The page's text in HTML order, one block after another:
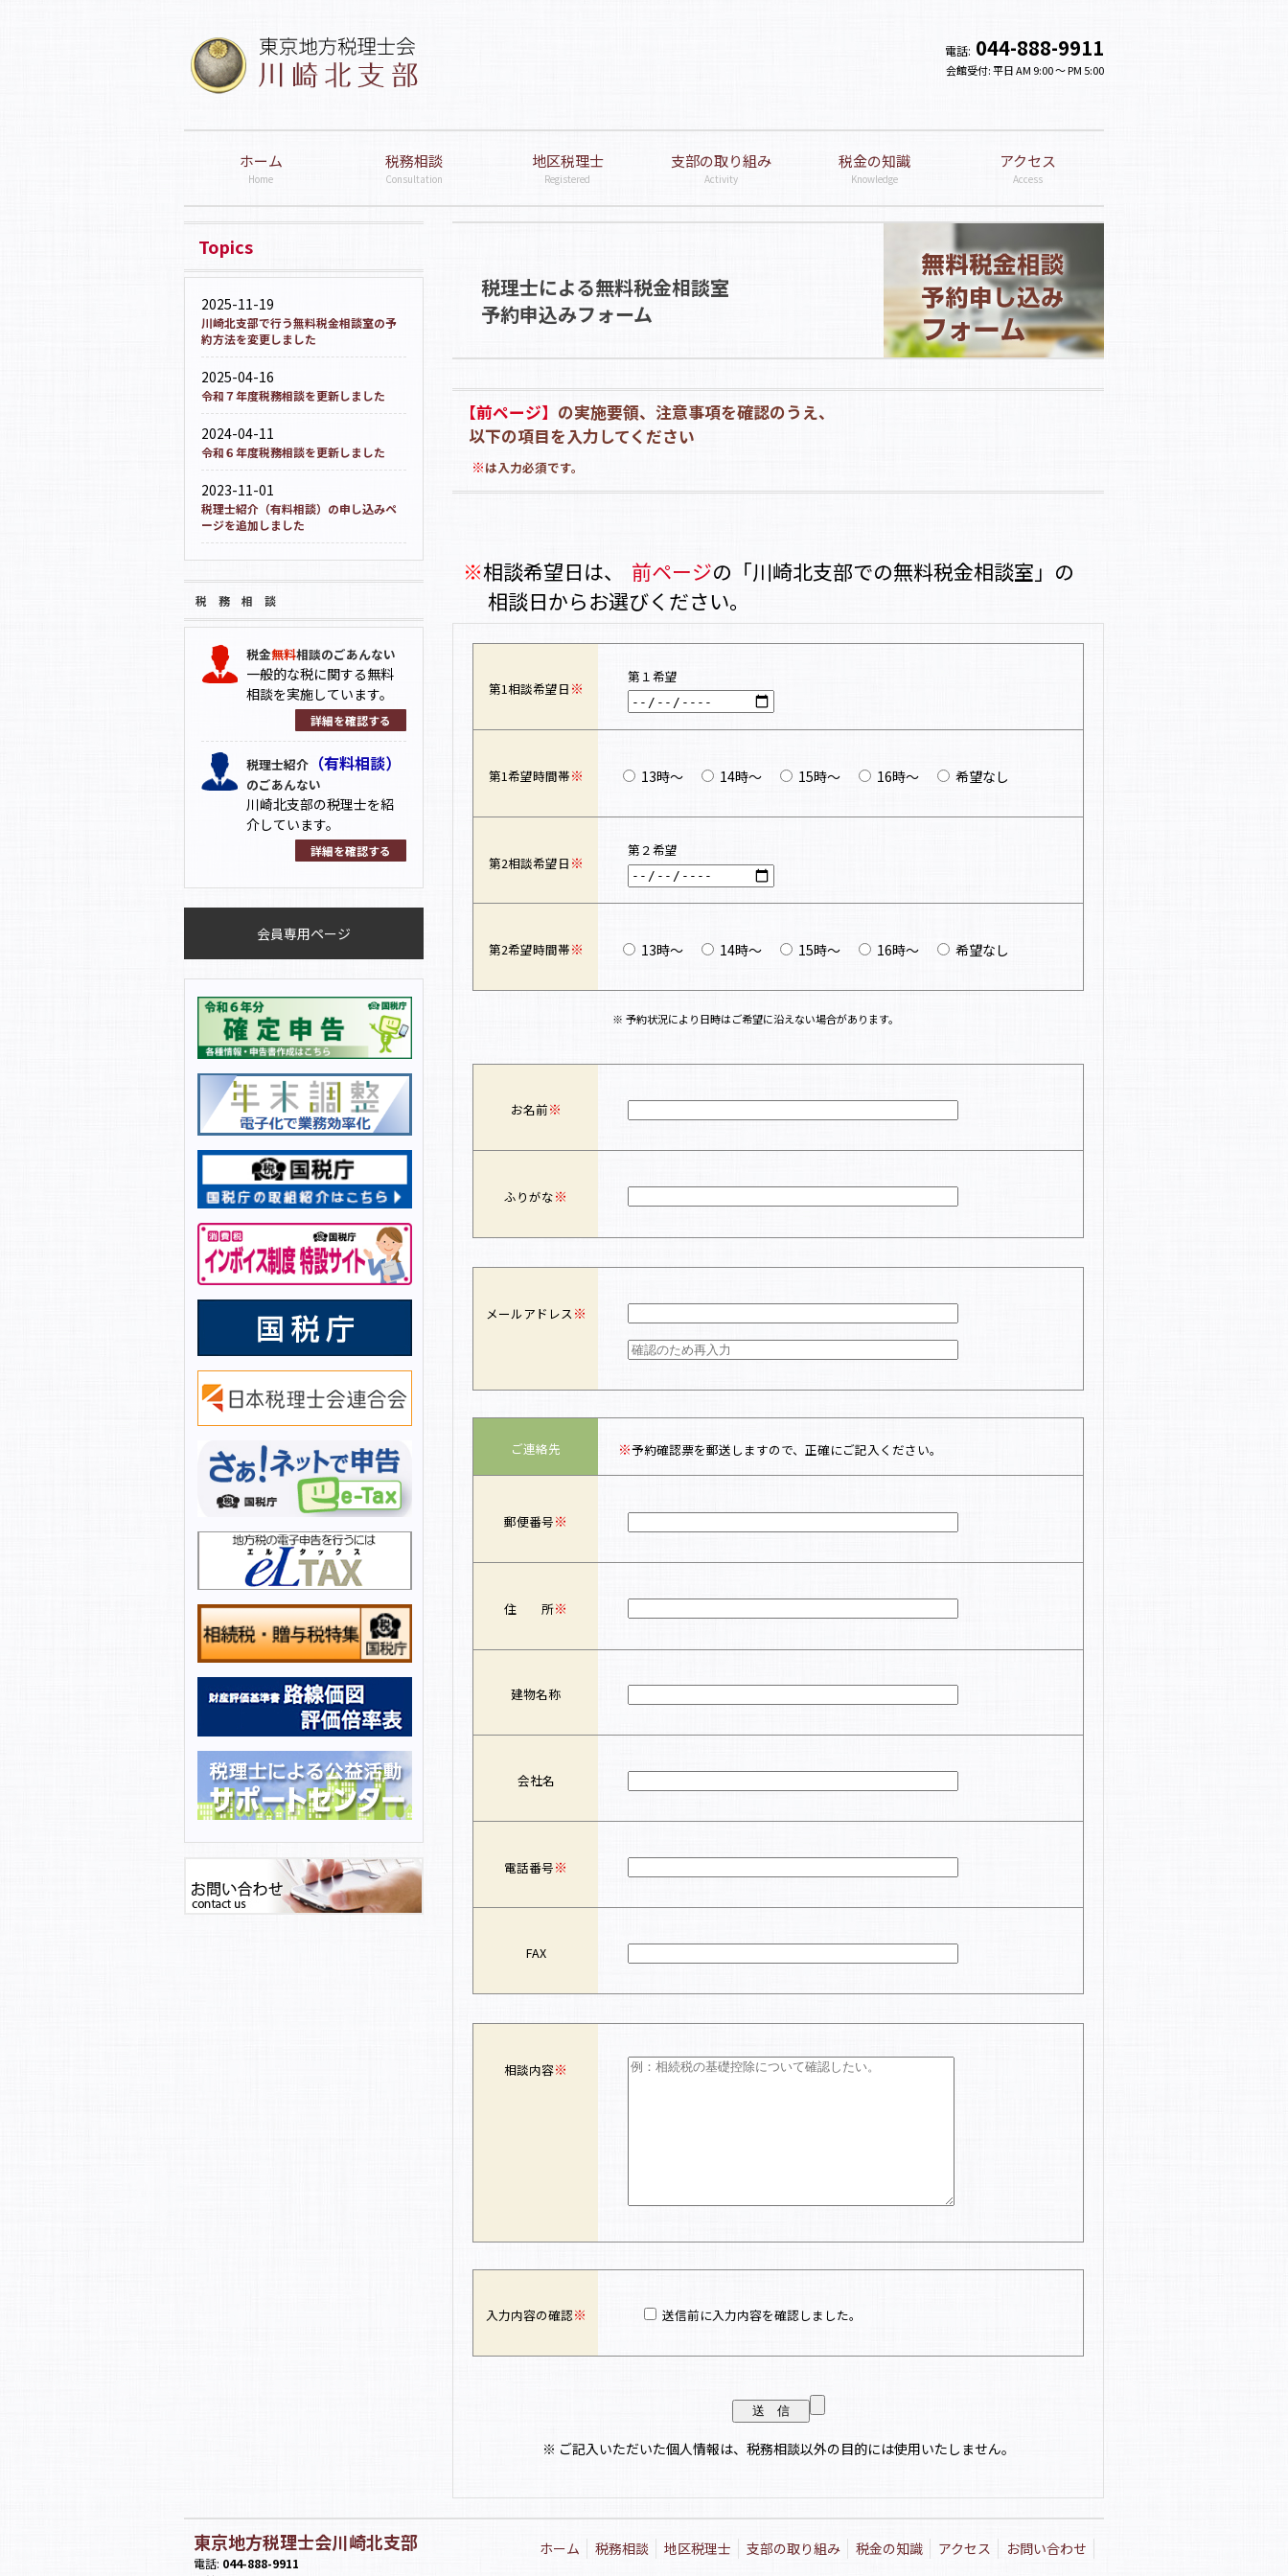
電話: 044-888-9911
会館受付: 平日 AM 9:00 〜 PM 5:00
ホーム
Home
税務相談
Consultation
地区税理士
Registered
支部の取り組み
Activity
税金の知識
Knowledge
アクセス
Access
税理士による無料税金相談室
予約申込みフォーム
【前ページ】 の実施要領、注意事項を確認のうえ、
以下の項目を入力してください
※は入力必須です。
※相談希望日は、 前ページの「川崎北支部での無料税金相談室」の
相談日からお選びください。
第1相談希望日 ※
第１希望
第1希望時間帯※ 13時～ 14時～ 15時～ 16時～ 希望なし
第2相談希望日 ※
第２希望
第2希望時間帯※ 13時～ 14時～ 15時～ 16時～ 希望なし
※ 予約状況により日時はご希望に沿えない場合があります。
お名前※
ふりがな※
メールアドレス ※
ご連絡先 ※予約確認票を郵送しますので、正確にご記入ください。
郵便番号※
住 所※
建物名称
会社名
電話番号※
FAX
相談内容※
入力内容の確認※ 送信前に入力内容を確認しました。
※ ご記入いただいた個人情報は、税務相談以外の目的には使用いたしません。
Topics
2025-11-19
川崎北支部で行う無料税金相談室の予
約方法を変更しました
2025-04-16
令和７年度税務相談を更新しました
2024-04-11
令和６年度税務相談を更新しました
2023-11-01
税理士紹介（有料相談）の申し込みペ
ージを追加しました
2023-04-27
令和５年度税務相談を更新しました
税 務 相 談
税金無料相談のごあんない
一般的な税に関する無料
相談を実施しています。
詳細を確認する
税理士紹介 （有料相談）
のごあんない
川崎北支部の税理士を紹
介しています。
詳細を確認する
会員専用ページ
東京地方税理士会川崎北支部
電話: 044-888-9911
ホーム 税務相談 地区税理士 支部の取り組み 税金の知識 アクセス お問い合わせ